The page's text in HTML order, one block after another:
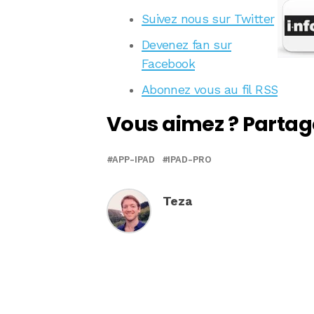
Suivez nous sur Twitter
Devenez fan sur
Facebook
Abonnez vous au fil RSS
Vous aimez ?
APP-IPAD IPAD-PRO
Teza